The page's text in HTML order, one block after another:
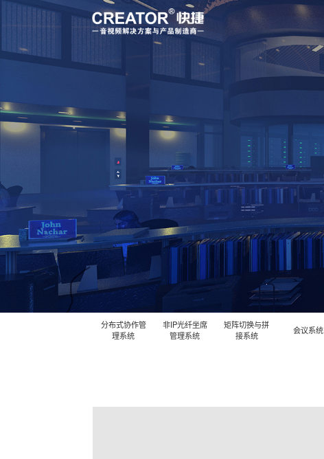
分布式协作管
理系统
非IP光纤坐席
管理系统
矩阵切换与拼
接系统
会议系统